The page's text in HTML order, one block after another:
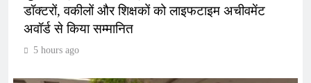
डॉक्टरों, वकीलों और शिक्षकों को लाइफटाइम अचीवमेंट
अवॉर्ड से किया सम्मानित
5 hours ago